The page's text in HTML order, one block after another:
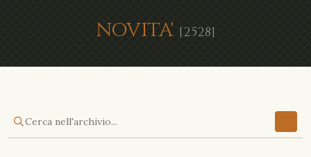
NOVITA' [2528]